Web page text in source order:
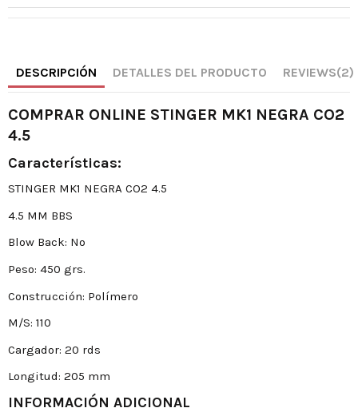
DESCRIPCIÓN DETALLES DEL PRODUCTO REVIEWS(2)
COMPRAR ONLINE STINGER MK1 NEGRA CO2
4.5
Características:
STINGER MK1 NEGRA CO2 4.5
4.5 MM BBS
Blow Back: No
Peso: 450 grs.
Construcción: Polímero
M/S: 110
Cargador: 20 rds
Longitud: 205 mm
INFORMACIÓN ADICIONAL